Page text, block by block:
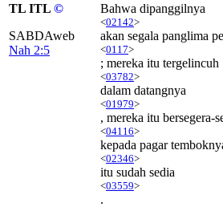
TL ITL ©
SABDAweb
Nah 2:5
Bahwa dipanggilnya
<02142>
akan segala panglima
<0117>
; mereka itu tergelincuh
<03782>
dalam datangnya
<01979>
, mereka itu bersegera-
<04116>
kepada pagar
<02346>
itu sudah sedia
<03559>
.